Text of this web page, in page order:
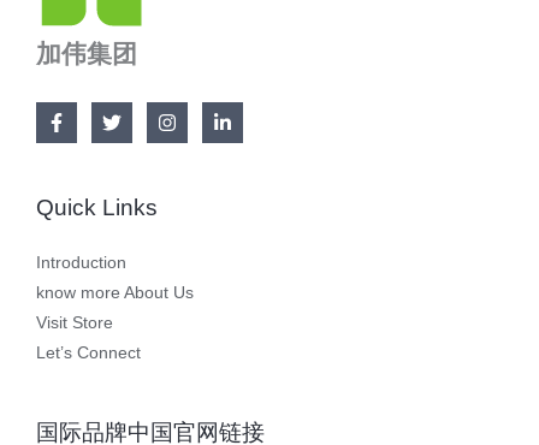
加伟集团
Quick Links
Introduction
know more About Us
Visit Store
Let’s Connect
国际品牌中国官网链接